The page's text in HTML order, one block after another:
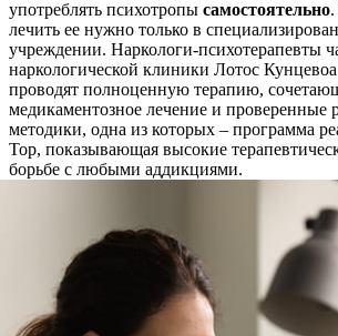
употреблять психотропы самостоятельно
лечить ее нужно только в
учреждении. Наркологи-психотерапевты
наркологической клиники Лотос Кунцевоа
проводят полноценную терапию,
медикаментозное лечение и проверенные
методики, одна из которых – программа
Top, показывающая высокие
борьбе с любыми аддикциями.